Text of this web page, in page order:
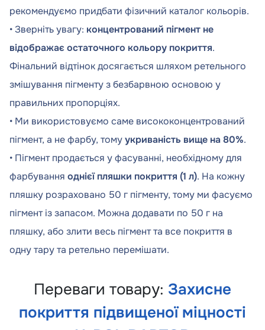
рекомендуємо придбати фізичний каталог кольорів.
• Зверніть увагу: концентрований пігмент не
відображає остаточного кольору покриття.
Фінальний відтінок досягається шляхом ретельного
змішування пігменту з безбарвною основою у
правильних пропорціях.
• Ми використовуємо саме висококонцентрований
пігмент, а не фарбу, томуукриваність вище на 80%.
• Пігмент продається у фасуванні, необхідному для
фарбування однієї пляшки покриття (1 л). На кожну
пляшку розраховано 50 г пігменту, тому ми фасуємо
пігмент із запасом. Можна додавати по 50 г на
пляшку, або злити весь пігмент та все покриття в
одну тару та ретельно перемішати.
Переваги товару: Захисне
покриття підвищеної міцності